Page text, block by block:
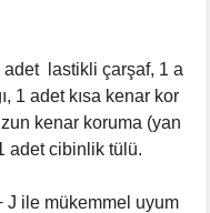
lastikli çarşaf, 1 a
1 adet kısa kenar kor
kenar koruma (yan
adet cibinlik tülü.
J ile mükemmel uyum